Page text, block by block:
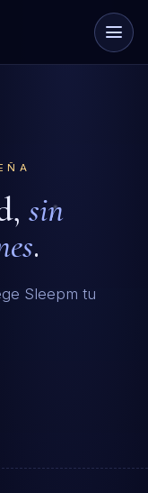
sin
.
Sleepm tu